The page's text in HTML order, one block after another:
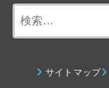
サイトマップ